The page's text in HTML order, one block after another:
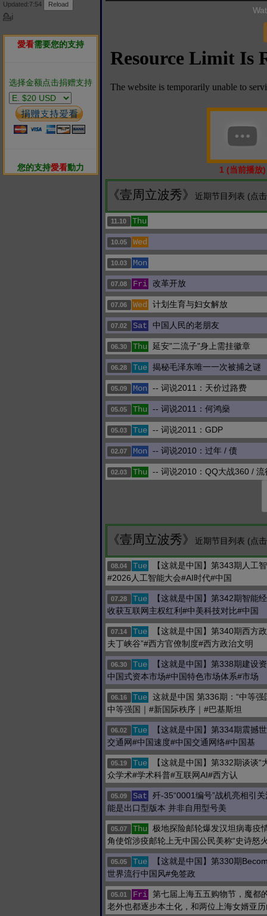
Updated:7:54
💁ℹ
愛看需要您的支持
选择金额点击捐赠支持
您的支持愛看動力 1 (当前播放)
《壹周立波秀》 近期节目列表 (点
11.10 Thu
10.05 Wed
10.03 Mon
07.08 Fri 改革开放
07.06 Wed 计划生育与妇女解放
07.02 Sat 中国人民的老朋友
06.30 Thu 延安"二流子"身上需挂徽章
06.28 Tue 揭秘毛泽东唯一一次被捕之谜
05.09 Mon -- 词说2011：天价过路费
05.05 Thu -- 词说2011：何鸿燊
05.03 Tue -- 词说2011：GDP
02.07 Mon -- 词说2010：过年 / 债
02.03 Thu -- 词说2010：QQ大战360 / 流
《壹周立波秀》 近期节目列表 (点
08.04 Tue
【这就是中国】第343期人工
#2026人工智能大会#AI时代#中国
07.28 Tue
【这就是中国】第342期智能
收获互联网主权红利#中美科技对比#中国
07.14 Tue
【这就是中国】第340期西方
夫丁峡谷”#西方官僚制度#西方政治文明
06.30 Tue
【这就是中国】第338期建设
中国式资本市场#中国特色市场体系#市场
06.16 Tue 这就是中国 第336期：“中等强
中等强国｜#新国际秩序｜#巴基斯坦
06.02 Tue
【这就是中国】第334期震撼
交通网#中国速度#中国交通网络#中国基
05.19 Tue
【这就是中国】第332期谈谈“
众学术#学术科普#互联网AI#西方认
05.09 Sat
歼-35“0001编号”战机亮相引
能是出口型版本 并非自用型号美
05.07 Thu
极地探险邮轮爆发汉坦病毒疫
角使馆涉疫邮轮上无中国公民美称“史诗怒
05.05 Tue
【这就是中国】第330期
世界流行中国风#免签政
05.01 Fri 第七届上海五五购物节，魔都
老外也都逐步本土化，和两位上海女婿亚